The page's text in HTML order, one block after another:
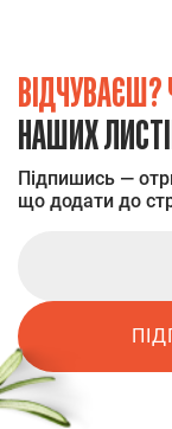
ВІДЧУВАЄШ?
НАШИХ
Підпишись —
що додати до